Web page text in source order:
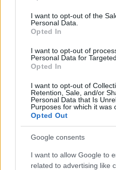
use your data for below
consent section.
I want to opt-out of the
Personal Data.
Opted In
I want to opt-out of
Personal Data for
Opted In
I want to opt-out of
Retention, Sale, and/or
Personal Data that Is
Purposes for which it was
Opted Out
Google consents
I want to allow Google to
related to advertising like
ΑΣΕΠ:
μόνο 2 ημέρες στα
ΑΣΕΠ: Εξ
μέρες